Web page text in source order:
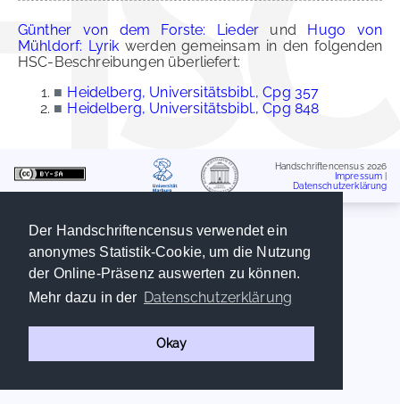
Der Handschriftencensus verwendet ein
anonymes Statistik-Cookie, um die Nutzung
der Online-Präsenz auswerten zu können.
Mehr dazu in der Datenschutzerklärung
Okay
Günther von dem Forste: Lieder und Hugo von
Mühldorf: Lyrik werden gemeinsam in den folgenden
HSC-Beschreibungen überliefert:
■ Heidelberg, Universitätsbibl., Cpg 357
■ Heidelberg, Universitätsbibl., Cpg 848
Handschriftencensus 2026
Impressum
Datenschutzerklärung